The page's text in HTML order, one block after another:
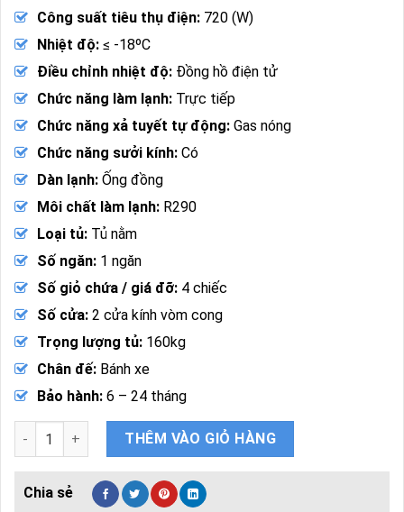
Công suất tiêu thụ điện: 720 (W)
Nhiệt độ: ≤ -18ºC
Điều chỉnh nhiệt độ: Đồng hồ điện tử
Chức năng làm lạnh: Trực tiếp
Chức năng xả tuyết tự động: Gas nóng
Chức năng sưởi kính: Có
Dàn lạnh: Ống đồng
Môi chất làm lạnh: R290
Loại tủ: Tủ nằm
Số ngăn: 1 ngăn
Số giỏ chứa / giá đỡ: 4 chiếc
Số cửa: 2 cửa kính vòm cong
Trọng lượng tủ: 160kg
Chân đế: Bánh xe
Bảo hành: 6 – 24 tháng
Tủ Đảo Đông Sumikura SKIF-185TSD 650 Lít Mặt Kính Lùa số
THÊM VÀO GIỎ HÀNG